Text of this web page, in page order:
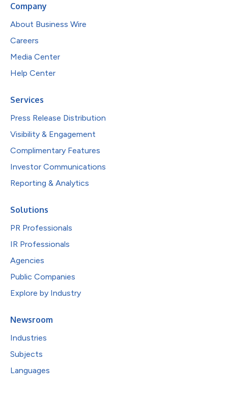
Company
About Business Wire
Careers
Media Center
Help Center
Services
Press Release Distribution
Visibility & Engagement
Complimentary Features
Investor Communications
Reporting & Analytics
Solutions
PR Professionals
IR Professionals
Agencies
Public Companies
Explore by Industry
Newsroom
Industries
Subjects
Languages